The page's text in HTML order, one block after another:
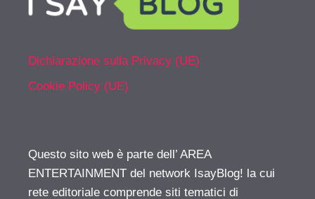
Dichiarazione sulla Privacy (UE)
Cookie Policy (UE)
Questo sito web è parte dell’ AREA
ENTERTAINMENT del network IsayBlog! la cui
rete editoriale comprende siti tematici di